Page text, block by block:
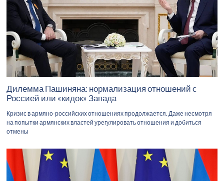
Дилемма Пашиняна: нормализация отношений с
Россией или «кидок» Запада
Кризис в армяно-российских отношениях продолжается. Даже несмотря
на попытки армянских властей урегулировать отношения и добиться
отмены